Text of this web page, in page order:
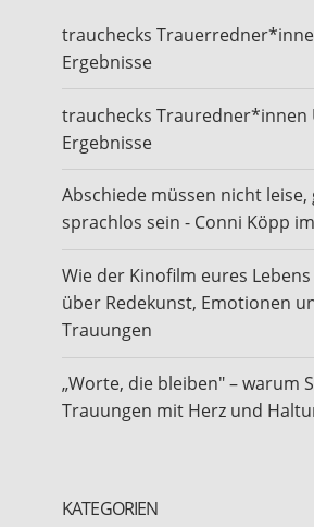
trauchecks
Ergebnisse
trauchecks Trauredner*innen
Ergebnisse
Abschiede müssen nicht leise,
sprachlos sein - Conni Köpp
Wie der Kinofilm eures Lebens
über Redekunst, Emotionen
Trauungen
„Worte, die bleiben" – warum
Trauungen mit Herz und
KATEGORIEN